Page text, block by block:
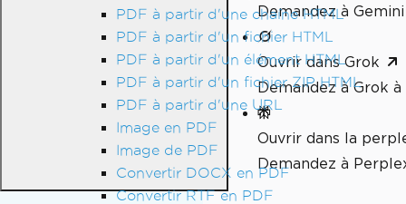
PDF à partir d'une chaîne HTML
PDF à partir d'un fichier HTML
PDF à partir d'un élément HTML
PDF à partir d'un fichier ZIP HTML
PDF à partir d'une URL
Image en PDF
Image de PDF
Convertir DOCX en PDF
Convertir RTF en PDF
Demandez à
Ouvrir dans Grok
Demandez à Grok
Ouvrir dans la
Demandez à